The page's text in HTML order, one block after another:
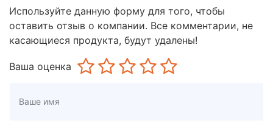
Используйте данную форму для того, чтобы
оставить отзыв о компании. Все комментарии, не
касающиеся продукта, будут удалены!
Ваша оценка